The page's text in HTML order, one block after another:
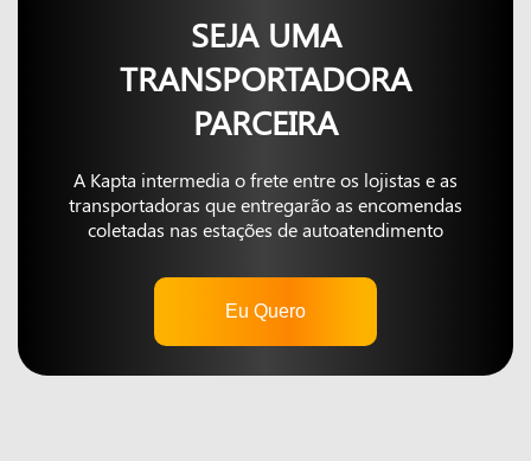
SEJA UMA
TRANSPORTADORA
PARCEIRA
A Kapta intermedia o frete entre os lojistas e as
transportadoras que entregarão as encomendas
coletadas nas estações de autoatendimento
Eu Quero